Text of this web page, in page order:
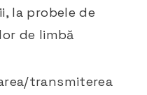
la probele de
de limbă
transmiterea